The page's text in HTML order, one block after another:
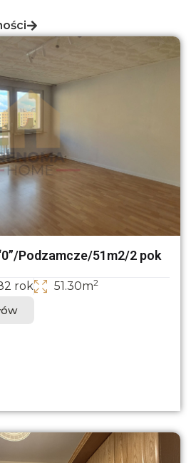
Podzamcze/51m2/2 pok
rok 51.30m2